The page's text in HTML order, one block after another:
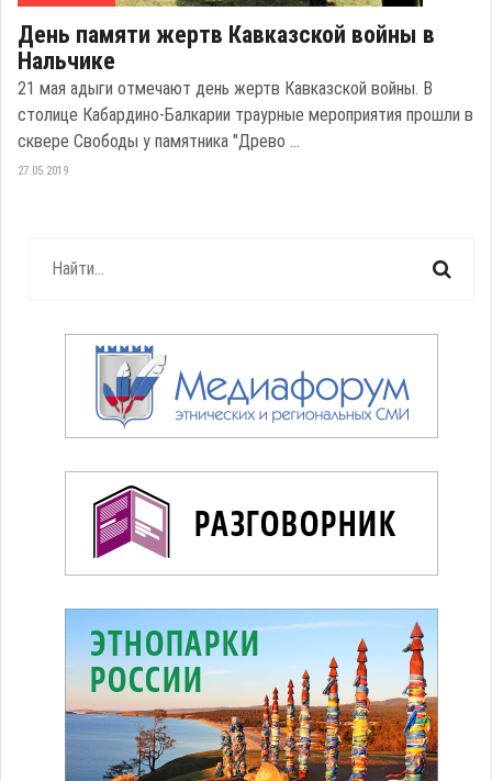
День памяти жертв Кавказской войны в
Нальчике
21 мая адыги отмечают день жертв Кавказской войны. В
столице Кабардино-Балкарии траурные мероприятия прошли в
сквере Свободы у памятника "Древо ...
27.05.2019